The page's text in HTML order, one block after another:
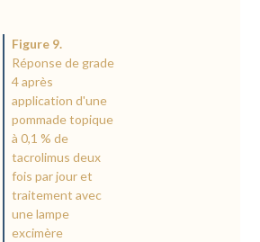
Figure 9.
Réponse de grade
4 après
application d'une
pommade topique
à 0,1 % de
tacrolimus deux
fois par jour et
traitement avec
une lampe
excimère